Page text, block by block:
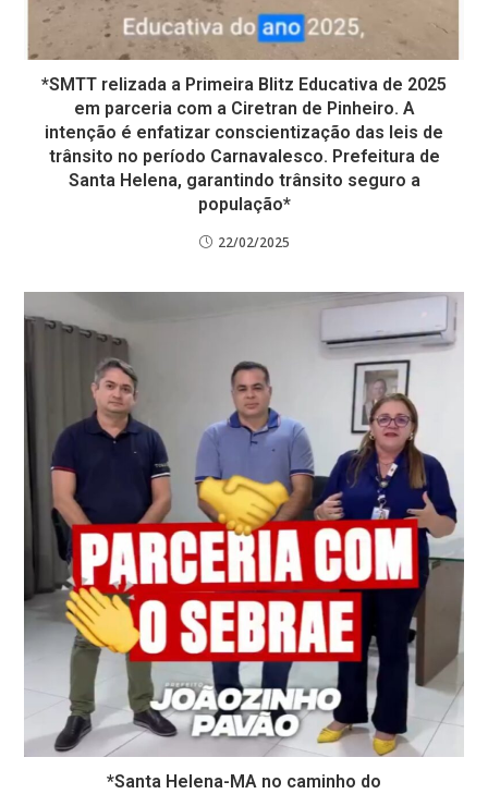
*SMTT relizada a Primeira Blitz Educativa de 2025
em parceria com a Ciretran de Pinheiro. A
intenção é enfatizar conscientização das leis de
trânsito no período Carnavalesco. Prefeitura de
Santa Helena, garantindo trânsito seguro a
população*
22/02/2025
*Santa Helena-MA no caminho do